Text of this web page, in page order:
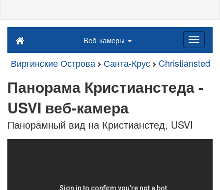
Веб-камеры
Виргинские Острова Санта-Крус Christiansted
Панорама Кристианстеда -
USVI веб-камера
Панорамный вид на Кристианстед, USVI